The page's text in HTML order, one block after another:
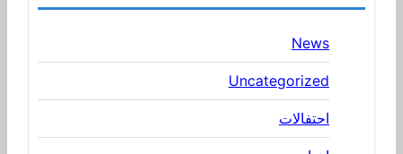
News
Uncategorized
احتفالات